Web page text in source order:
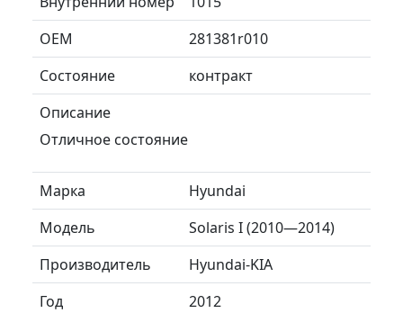
ОЕМ
281381r010
Состояние
контракт
Описание
Отличное состояние
Марка
Hyundai
Модель
Solaris I (2010—2014)
Производитель
Hyundai-KIA
Год
2012